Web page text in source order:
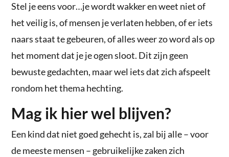
Stel je eens voor…je wordt wakker en weet niet of
het veilig is, of mensen je verlaten hebben, of er iets
naars staat te gebeuren, of alles weer zo word als op
het moment dat je je ogen sloot. Dit zijn geen
bewuste gedachten, maar wel iets dat zich afspeelt
rondom het thema hechting.
Mag ik hier wel blijven?
Een kind dat niet goed gehecht is, zal bij alle – voor
de meeste mensen – gebruikelijke zaken zich